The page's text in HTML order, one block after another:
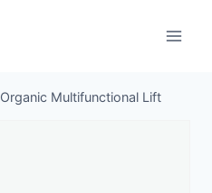
Organic Multifunctional Lift